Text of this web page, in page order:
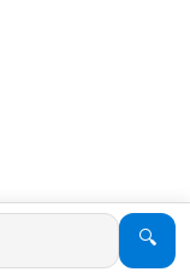
🔍